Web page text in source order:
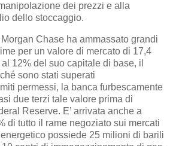
dei prezzi e alla
dello stoccaggio.
Chase ha ammassato grandi
per un valore di mercato di 17,4
12% del suo capitale di base, il
sono stati superati
permessi, la banca furbescamente
due terzi tale valore prima di
Reserve. E’ arrivata anche a
di tutto il rame negoziato sui mercati
possiede 25 milioni di barili